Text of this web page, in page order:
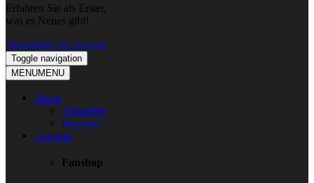
Erfahren Sie als Erster,
was es Neues gibt!
Newsletter abonnieren
Toggle navigation
MENUMENU
News
Aktuelles
Ratgeber
Fanshop
Fanshop